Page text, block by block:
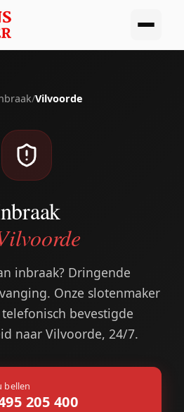
/Vilvoorde
inbraak? Dringende
Onze slotenmaker
bevestigde
naar Vilvoorde, 24/7.
bellen
205 400